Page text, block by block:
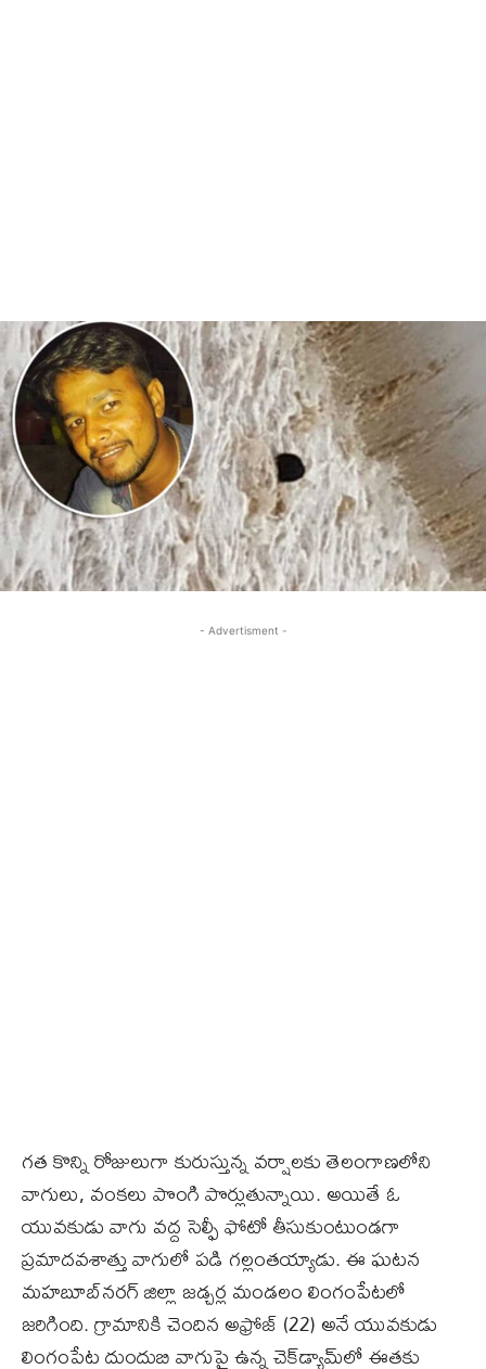
- Advertisment -
గత కొన్ని రోజులుగా కురుస్తున్న వర్షాలకు తెలంగాణలోని
వాగులు, వంకలు పొంగి పొర్లుతున్నాయి. అయితే ఓ
యువకుడు వాగు వద్ద సెల్ఫీ ఫోటో తీసుకుంటుండగా
ప్రమాదవశాత్తు వాగులో పడి గల్లంతయ్యాడు. ఈ ఘటన
మహబూబ్‌నరగ్‌ జిల్లా జడ్చర్ల మండలం లింగంపేటలో
జరిగింది. గ్రామానికి చెందిన అఫ్రోజ్‌ (22) అనే యువకుడు
లింగంపేట దుందుబి వాగుపై ఉన్న చెక్‌డ్యామ్‌లో ఈతకు